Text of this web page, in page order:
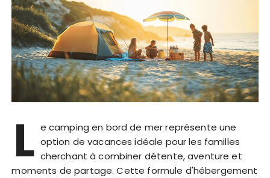
L e camping en bord de mer représente une
option de vacances idéale pour les familles
cherchant à combiner détente, aventure et
moments de partage. Cette formule d'hébergement